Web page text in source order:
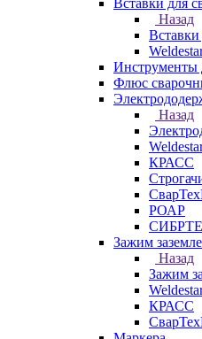
Вставки для
Назад
Вставки
Инструменты
Флюс
Назад
КРАСС
РОАР
Зажим
Назад
Зажим
КРАСС